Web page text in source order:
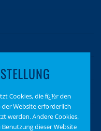
Cookies, die fï¿½r den
Website erforderlich
werden. Andere Cookies,
dieser Website